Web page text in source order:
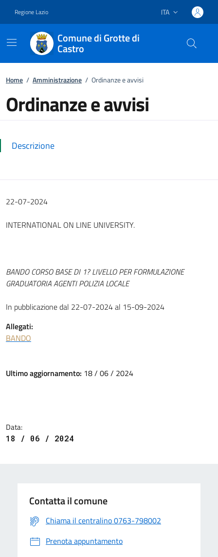
Regione Lazio Lingua attiva:
ITA
Comune di Grotte di
Castro
Home / Amministrazione / Ordinanze e avvisi
Ordinanze e avvisi
Descrizione
22-07-2024
INTERNATIONAL ON LINE UNIVERSITY.
BANDO CORSO BASE DI 1? LIVELLO PER FORMULAZIONE
GRADUATORIA AGENTI POLIZIA LOCALE
In pubblicazione dal 22-07-2024 al 15-09-2024
Allegati:
BANDO
Ultimo aggiornamento: 18 / 06 / 2024
Data:
18 / 06 / 2024
Contatta il comune
Chiama il centralino 0763-798002
Prenota appuntamento